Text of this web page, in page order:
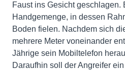
Faust ins Gesicht geschlagen.
Handgemenge, in dessen
Boden fielen. Nachdem sich
mehrere Meter voneinander
Jährige sein Mobiltelefon
Daraufhin soll der Angreifer